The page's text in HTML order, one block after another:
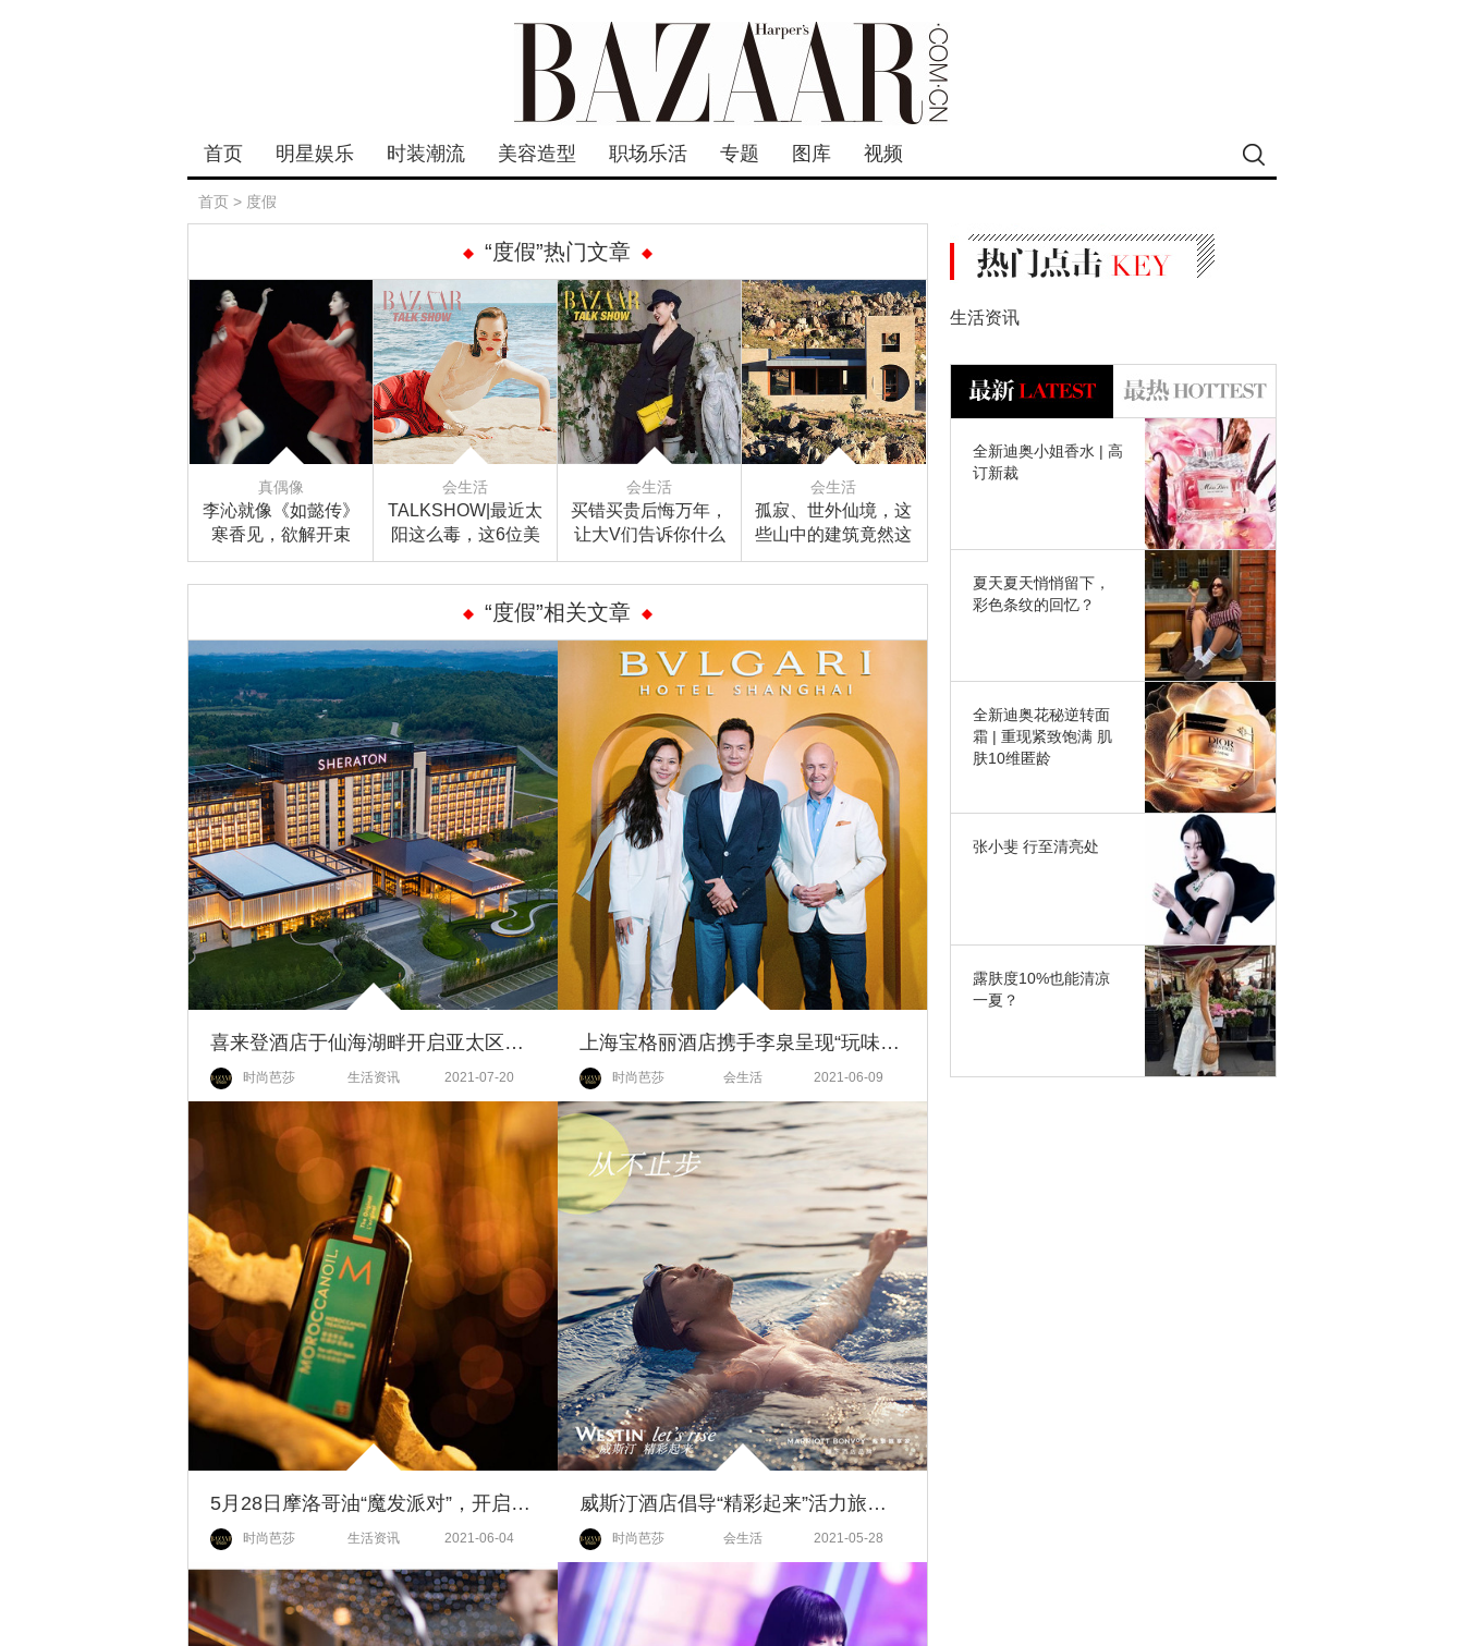
首页 明星娱乐 时装潮流 美容造型 职场乐活 专题 图库 视频
首页 > 度假
“度假”热门文章
真偶像
李沁就像《如懿传》
寒香见，欲解开束
缚，在角色里体验人
生！
会生活
TALKSHOW|最近太
阳这么毒，这6位美
妆大咖的安利让你放
肆白
会生活
买错买贵后悔万年，
让大V们告诉你什么
手袋最值得买！
会生活
孤寂、世外仙境，这
些山中的建筑竟然这
么美！
“度假”相关文章
喜来登酒店于仙海湖畔开启亚太区焕新之旅
时尚芭莎 生活资讯 2021-07-20
上海宝格丽酒店携手李泉呈现“玩味罗马盛景”露台派对
时尚芭莎 会生活 2021-06-09
5月28日摩洛哥油“魔发派对”，开启精油护发新潮流
时尚芭莎 生活资讯 2021-06-04
威斯汀酒店倡导“精彩起来”活力旅行新体验
时尚芭莎 会生活 2021-05-28
生活资讯
全新迪奥小姐香水 | 高
订新裁
夏天夏天悄悄留下，
彩色条纹的回忆？
全新迪奥花秘逆转面
霜 | 重现紧致饱满 肌
肤10维匿龄
张小斐 行至清亮处
露肤度10%也能清凉
一夏？